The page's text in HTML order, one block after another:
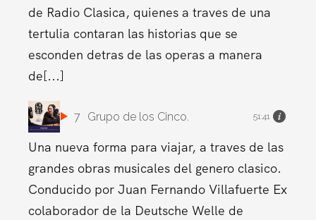
de Radio Clasica, quienes a traves de una
tertulia contaran las historias que se
esconden detras de las operas a manera
de[...]
7 Grupo de los Cinco. 51:41
Una nueva forma para viajar, a traves de las
grandes obras musicales del genero clasico.
Conducido por Juan Fernando Villafuerte Ex
colaborador de la Deutsche Welle de